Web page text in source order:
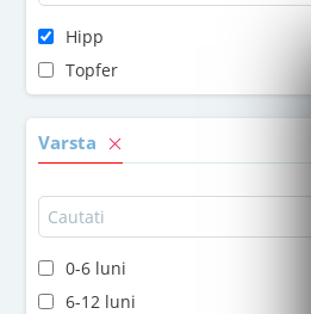
Hipp
Topfer
Varsta
0-6 luni
6-12 luni